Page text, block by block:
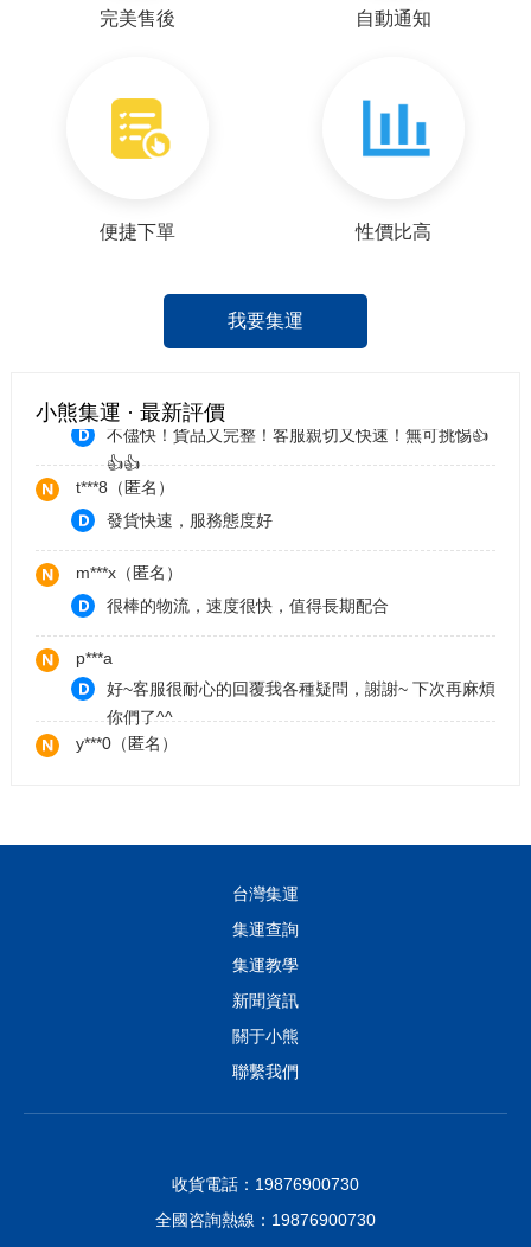
完美售後 自動通知
便捷下單 性價比高
我要集運
小熊集運 · 最新評價
y***0（匿名）
完美。客服小姊姊好貼心，放心買，我好了。
不儘快！貨品又完整！客服親切又快速！無可挑惕👍
👍👍
t***8（匿名）
發貨快速，服務態度好
m***x（匿名）
很棒的物流，速度很快，值得長期配合
p***a
好~客服很耐心的回覆我各種疑問，謝謝~ 下次再麻煩
你們了^^
y***0（匿名）
不儘快！貨品又完整！客服親切又快速！無可挑惕👍
發貨快速，服務態度好
很棒的物流，速度很快，值得長期配合
台灣集運
集運查詢
集運教學
新聞資訊
關于小熊
聯繫我們
收貨電話：19876900730
全國咨詢熱線：19876900730